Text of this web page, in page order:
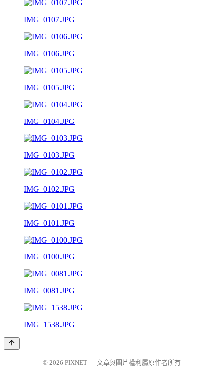
IMG_0107.JPG
IMG_0106.JPG
IMG_0105.JPG
IMG_0104.JPG
IMG_0103.JPG
IMG_0102.JPG
IMG_0101.JPG
IMG_0100.JPG
IMG_0081.JPG
IMG_1538.JPG
© 2026 PIXNET
文章與圖片權利屬原作者所有